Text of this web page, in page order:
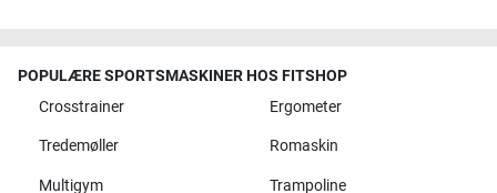
POPULÆRE SPORTSMASKINER HOS FITSHOP
Crosstrainer
Ergometer
Tredemøller Romaskin
Multigym Trampoline